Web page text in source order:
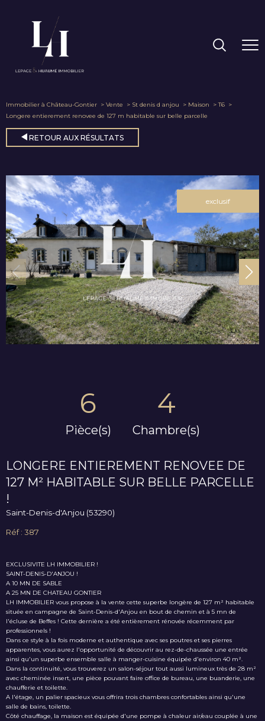
Immobilier à Château-Gontier Vente St denis d anjou Maison
T6
Longere entierement renovee de 127 m habitable sur belle parcelle
RETOUR AUX RÉSULTATS
exclusif
6
Pièce(s)
4
Chambre(s)
LONGERE ENTIEREMENT RENOVEE DE
127 M² HABITABLE SUR BELLE PARCELLE
!
Saint-Denis-d'Anjou (53290)
Réf : 387
EXCLUSIVITE LH IMMOBILIER !
SAINT-DENIS-D'ANJOU !
A 10 MN DE SABLE
A 25 MN DE CHATEAU GONTIER
LH IMMOBILIER vous propose à la vente cette superbe longère de 127 m² habitable
située en campagne de Saint-Denis-d'Anjou en bout de chemin et à 5 mn de
l'écluse de Beffes ! Cette dernière a été entièrement rénovée récemment par
professionnels !
Dans ce style à la fois moderne et authentique avec ses poutres et ses pierres
apparentes, vous aurez l'opportunité de découvrir au rez-de-chaussée une entrée
ainsi qu'un superbe ensemble salle à manger-cuisine équipée d'environ 40 m².
Dans la continuité, vous trouverez un salon-séjour tout aussi lumineux très de 28 m²
avec cheminée insert, une pièce pouvant faire office de bureau, une buanderie, une
chaufferie et toilette.
A l'étage, un palier spacieux vous offrira trois chambres confortables ainsi qu'une
salle de bains, toilette.
Côté chauffage, la maison est équipée d'une pompe à chaleur air/eau couplée à une